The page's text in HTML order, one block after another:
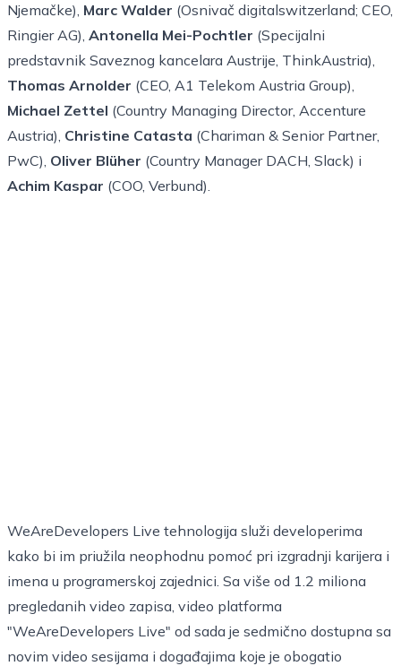
Njemačke), Marc Walder (Osnivač digitalswitzerland; CEO,
Ringier AG), Antonella Mei-Pochtler (Specijalni
predstavnik Saveznog kancelara Austrije, ThinkAustria),
Thomas Arnolder (CEO, A1 Telekom Austria Group),
Michael Zettel (Country Managing Director, Accenture
Austria), Christine Catasta (Chariman & Senior Partner,
PwC), Oliver Blüher (Country Manager DACH, Slack) i
Achim Kaspar (COO, Verbund).
WeAreDevelopers Live tehnologija služi developerima
kako bi im priužila neophodnu pomoć pri izgradnji karijera i
imena u programerskoj zajednici. Sa više od 1.2 miliona
pregledanih video zapisa, video platforma
"WeAreDevelopers Live" od sada je sedmično dostupna sa
novim video sesijama i događajima koje je obogatio